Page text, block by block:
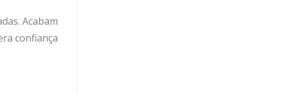
Acabam
confiança